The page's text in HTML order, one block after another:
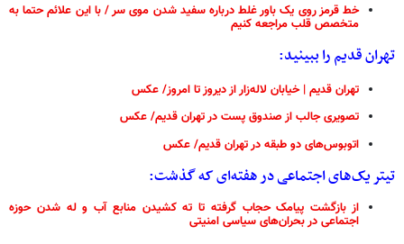
خط قرمز روی یک باور غلط درباره سفید شدن موی سر / با این علائم حتما به
متخصص قلب مراجعه کنیم
تهران قدیم را ببینید:
تهران قدیم | خیابان لاله‌زار از دیروز تا امروز/ عکس
تصویری جالب از صندوق پست در تهران قدیم/ عکس
اتوبوس‌های دو طبقه در تهران قدیم/ عکس
تیتر یک‌های اجتماعی در هفته‌ای که گذشت:
از بازگشت پیامک حجاب گرفته تا ته کشیدن منابع آب و له شدن حوزه
اجتماعی در بحران‌های سیاسی امنیتی